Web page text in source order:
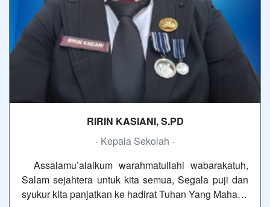
RIRIN KASIANI, S.PD
- Kepala Sekolah -
Assalamu’alaikum warahmatullahi wabarakatuh,
Salam sejahtera untuk kita semua, Segala puji dan
syukur kita panjatkan ke hadirat Tuhan Yang Maha…